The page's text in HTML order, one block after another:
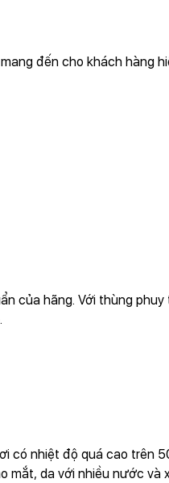
đến cho khách hàng
của hãng. Với thùng
nhiệt độ quá cao trên
mắt, da với nhiều nước và